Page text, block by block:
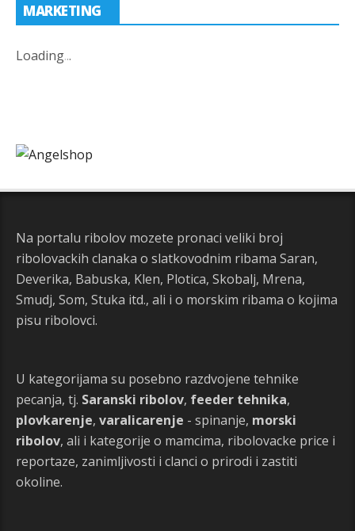
MARKETING
Loading...
Na portalu ribolov mozete pronaci veliki broj
ribolovackih clanaka o slatkovodnim ribama Saran,
Deverika, Babuska, Klen, Plotica, Skobalj, Mrena,
Smudj, Som, Stuka itd., ali i o morskim ribama o kojima
pisu ribolovci.
U kategorijama su posebno razdvojene tehnike
pecanja, tj. Saranski ribolov, feeder tehnika,
plovkarenje, varalicarenje - spinanje, morski
ribolov, ali i kategorije o mamcima, ribolovacke price i
reportaze, zanimljivosti i clanci o prirodi i zastiti
okoline.